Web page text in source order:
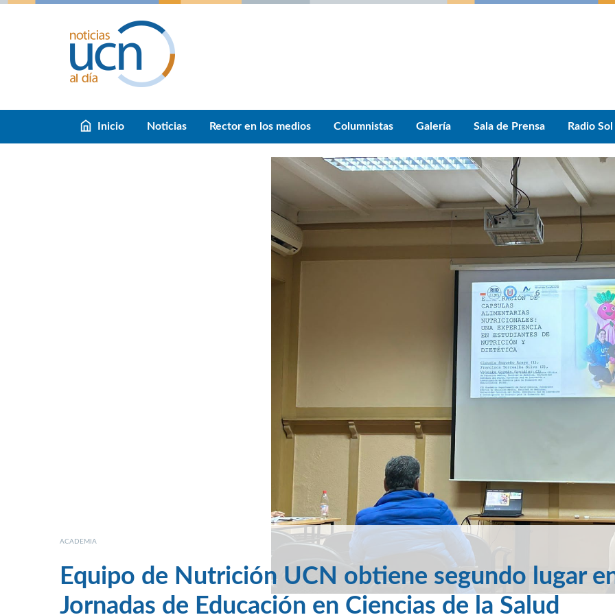
Inicio Noticias Rector en los medios Columnistas Galería Sala de Prensa Radio Sol
ACADEMIA
Equipo de Nutrición UCN obtiene segundo lugar
Jornadas de Educación en Ciencias de la Salud